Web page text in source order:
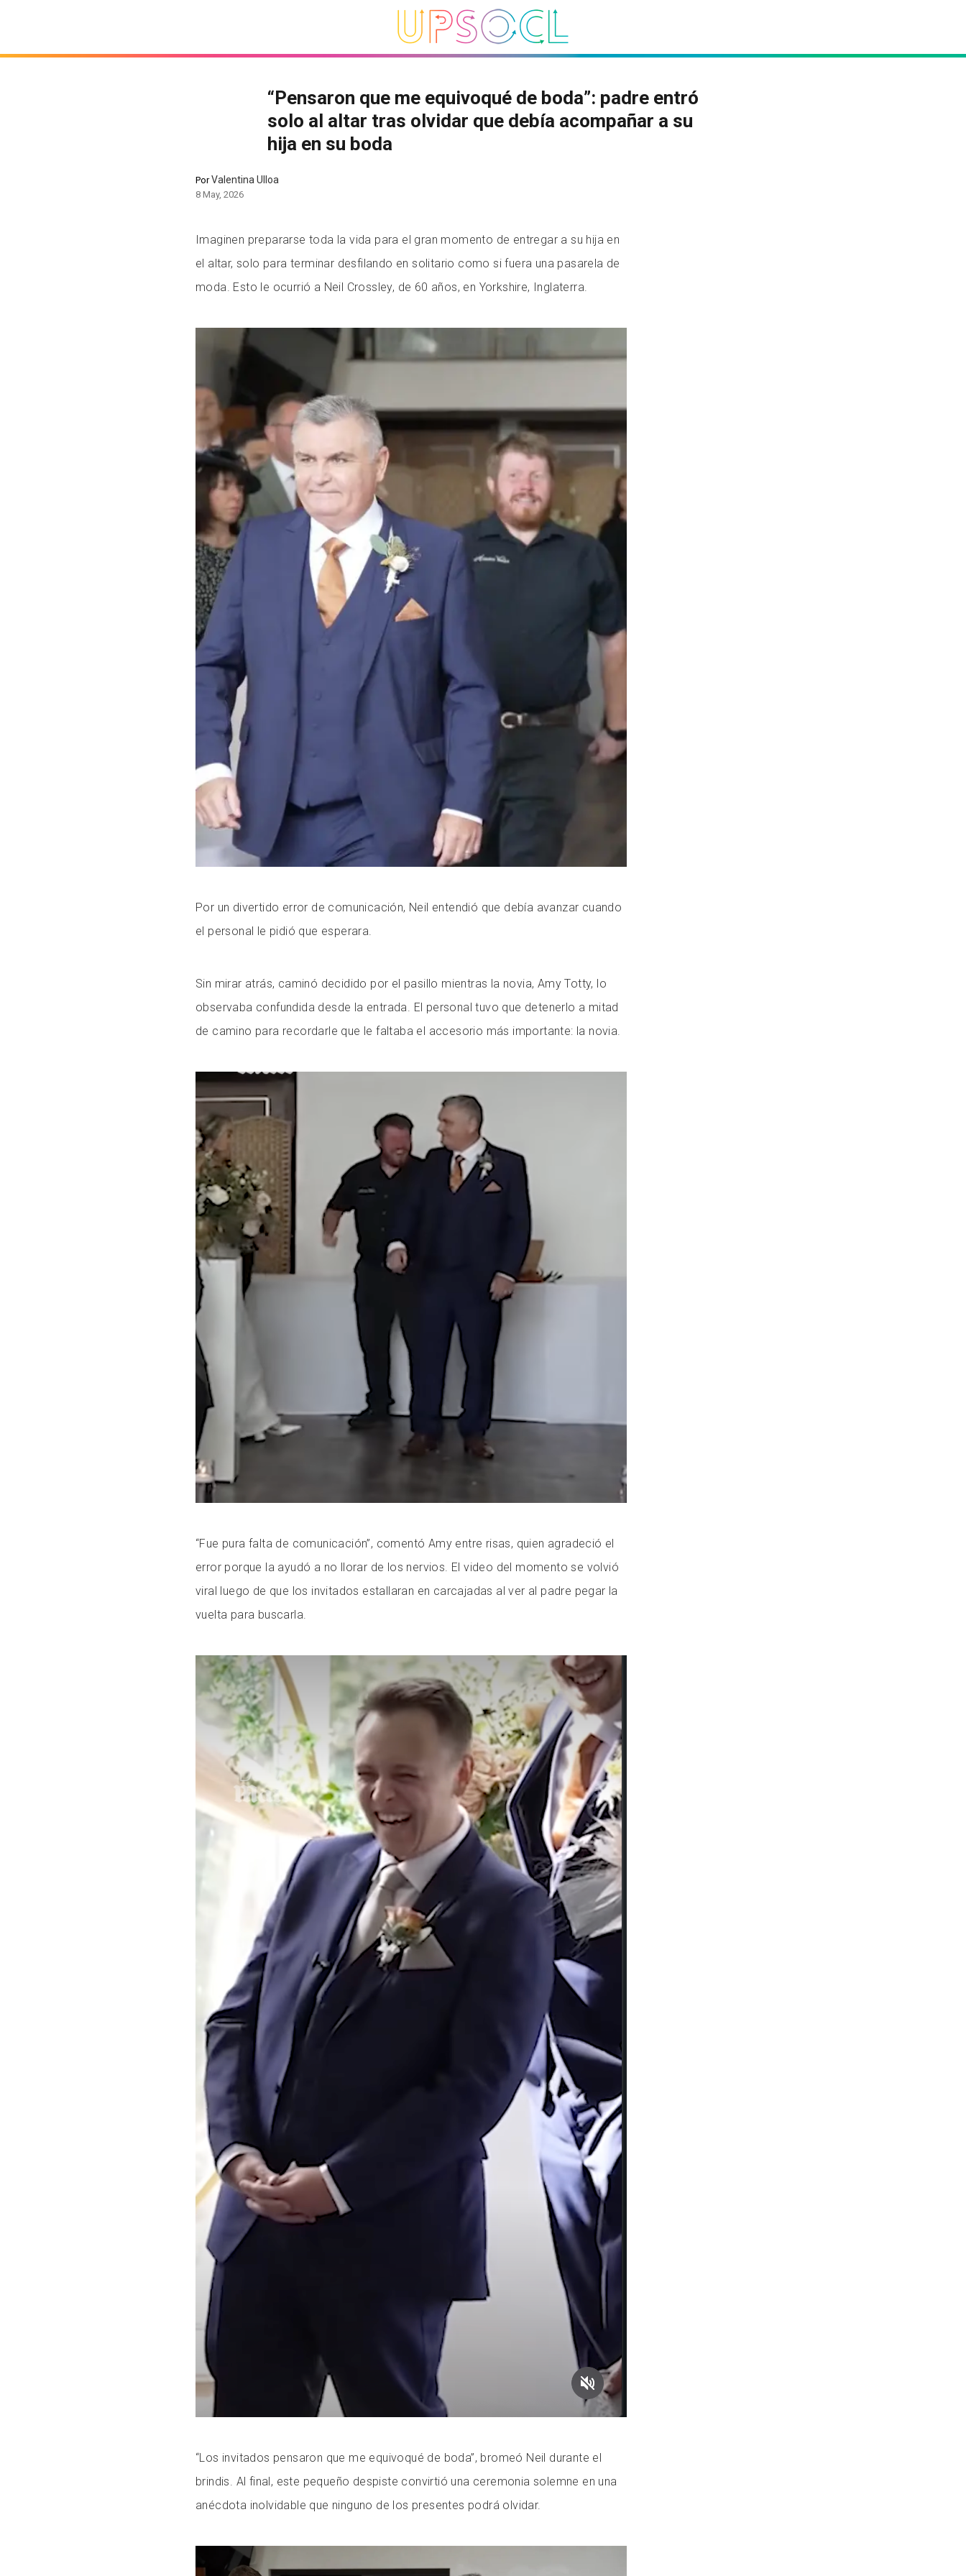
“Pensaron que me equivoqué de boda”: padre entró
solo al altar tras olvidar que debía acompañar a su
hija en su boda
PorValentina Ulloa
8 May, 2026
Imaginen prepararse toda la vida para el gran momento de entregar a su hija en
el altar, solo para terminar desfilando en solitario como si fuera una pasarela de
moda. Esto le ocurrió a Neil Crossley, de 60 años, en Yorkshire, Inglaterra.
Por un divertido error de comunicación, Neil entendió que debía avanzar cuando
el personal le pidió que esperara.
Sin mirar atrás, caminó decidido por el pasillo mientras la novia, Amy Totty, lo
observaba confundida desde la entrada. El personal tuvo que detenerlo a mitad
de camino para recordarle que le faltaba el accesorio más importante: la novia.
“Fue pura falta de comunicación”, comentó Amy entre risas, quien agradeció el
error porque la ayudó a no llorar de los nervios. El video del momento se volvió
viral luego de que los invitados estallaran en carcajadas al ver al padre pegar la
vuelta para buscarla.
“Los invitados pensaron que me equivoqué de boda”, bromeó Neil durante el
brindis. Al final, este pequeño despiste convirtió una ceremonia solemne en una
anécdota inolvidable que ninguno de los presentes podrá olvidar.